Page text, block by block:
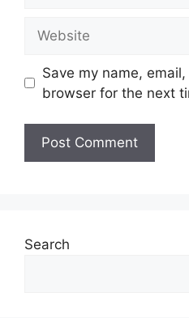
Save my name,
browser for the next
Search